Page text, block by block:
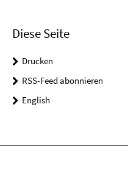
Diese Seite
Drucken
RSS-Feed abonnieren
English